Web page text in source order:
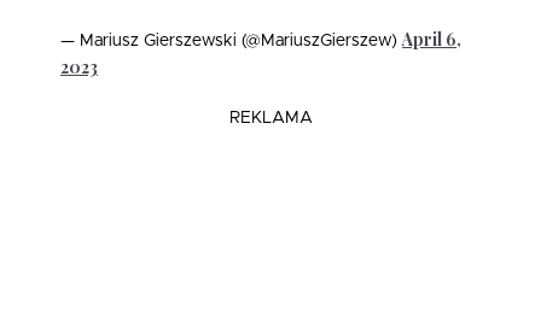
— Mariusz Gierszewski (@MariuszGierszew) April 6,
2023
REKLAMA